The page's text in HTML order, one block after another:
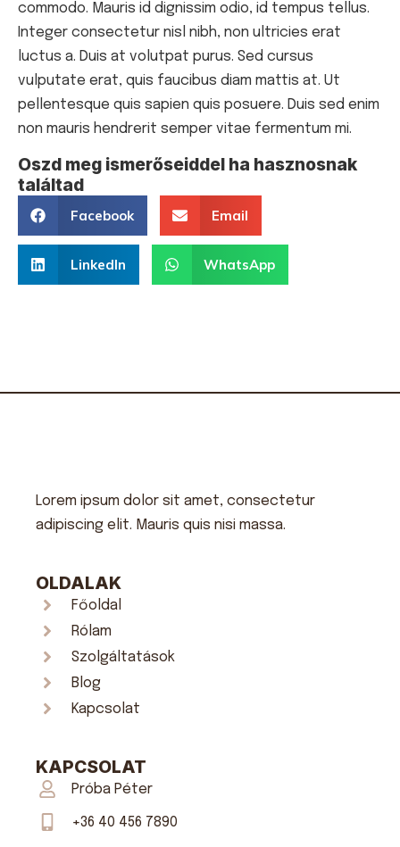
commodo. Mauris id dignissim odio, id tempus tellus.
Integer consectetur nisl nibh, non ultricies erat
luctus a. Duis at volutpat purus. Sed cursus
vulputate erat, quis faucibus diam mattis at. Ut
pellentesque quis sapien quis posuere. Duis sed enim
non mauris hendrerit semper vitae fermentum mi.
Oszd meg ismerőseiddel ha hasznosnak
találtad
Facebook Email
LinkedIn WhatsApp
Lorem ipsum dolor sit amet, consectetur
adipiscing elit. Mauris quis nisi massa.
OLDALAK
Főoldal
Rólam
Szolgáltatások
Blog
Kapcsolat
KAPCSOLAT
Próba Péter
+36 40 456 7890